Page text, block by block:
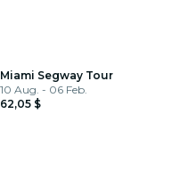
Miami Segway Tour
10 Aug. - 06 Feb.
62,05 $